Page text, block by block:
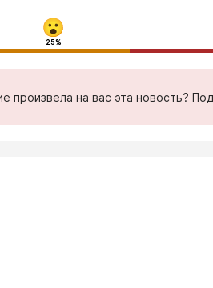
25%
произвела на вас эта новость?